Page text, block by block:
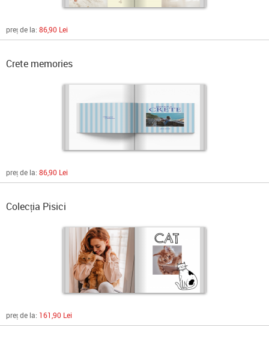
preț de la: 86,90 Lei
Crete memories
preț de la: 86,90 Lei
Colecția Pisici
preț de la: 161,90 Lei